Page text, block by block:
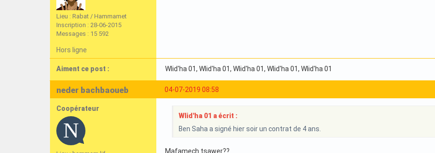
Lieu : Rabat / Hammamet
Inscription : 28-06-2015
Messages : 15 592
Hors ligne
Aiment ce post : Wlid'ha 01, Wlid'ha 01, Wlid'ha 01, Wlid'ha 01, Wlid'ha 01
04-07-2019 08:58
neder bachbaoueb
Coopérateur
Wlid'ha 01 a écrit :
Ben Saha a signé hier soir un contrat de 4 ans.
Mafamech tsawer??